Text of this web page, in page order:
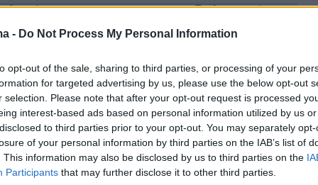
- Do Not Process My Personal Information
opt-out of the sale, sharing to third parties, or processing of your
for targeted advertising by us, please use the below opt-out
selection. Please note that after your opt-out request is processed
interest-based ads based on personal information utilized by us
to third parties prior to your opt-out. You may separately
of your personal information by third parties on the IAB’s list of
This information may also be disclosed by us to third parties on the
Participants that may further disclose it to other third parties.
του 21χρονου για τη δολοφονία της
στη Λάρισα και η ψυχραιμία του μετά το
στα διόδια από την ΑΑΔΕ για όσους ξέχασαν
τα τέλη κυκλοφορίας - Κινδυνεύουν με
€30.000
για την Ελλάδα στο Βερολίνο - Τα